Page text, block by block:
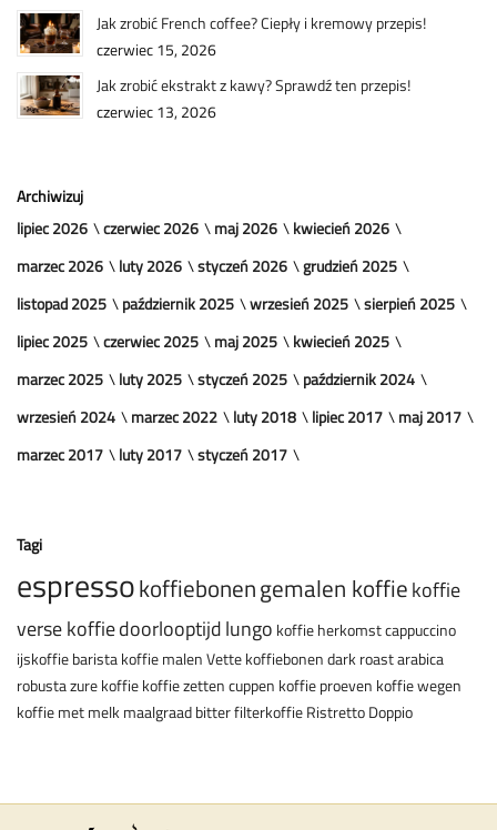
Jak zrobić French coffee? Ciepły i kremowy przepis!
czerwiec 15, 2026
Jak zrobić ekstrakt z kawy? Sprawdź ten przepis!
czerwiec 13, 2026
Archiwizuj
lipiec 2026
czerwiec 2026 maj 2026
kwiecień 2026
marzec 2026
luty 2026 styczeń 2026
grudzień 2025
listopad 2025
październik 2025 wrzesień 2025
sierpień 2025
lipiec 2025
czerwiec 2025 maj 2025
kwiecień 2025
marzec 2025
luty 2025 styczeń 2025
październik 2024
wrzesień 2024
marzec 2022 luty 2018 lipiec 2017
maj 2017
marzec 2017
luty 2017 styczeń 2017
Tagi
espressokoffiebonengemalen koffiekoffie
verse koffiedoorlooptijdlungo koffie herkomstcappuccino
ijskoffiebaristakoffie malenVette koffiebonendark roastarabica
robustazure koffiekoffie zettencuppen koffie proeven koffie wegen
koffie met melkmaalgraadbitterfilterkoffieRistrettoDoppio